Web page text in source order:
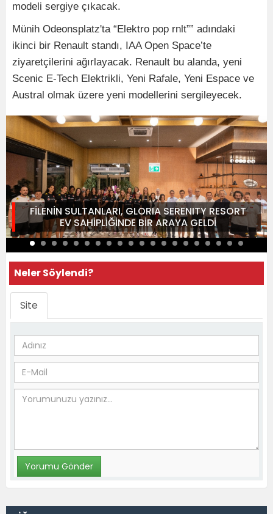
modeli sergiye çıkacak.
Münih Odeonsplatz'ta “Elektro pop rnlt”” adındaki
ikinci bir Renault standı, IAA Open Space’te
ziyaretçilerini ağırlayacak. Renault bu alanda, yeni
Scenic E-Tech Elektrikli, Yeni Rafale, Yeni Espace ve
Austral olmak üzere yeni modellerini sergileyecek.
FİLENİN SULTANLARI, GLORIA SERENITY RESORT
EV SAHİPLİĞİNDE BİR ARAYA GELDİ
Neler Söylendi?
Site